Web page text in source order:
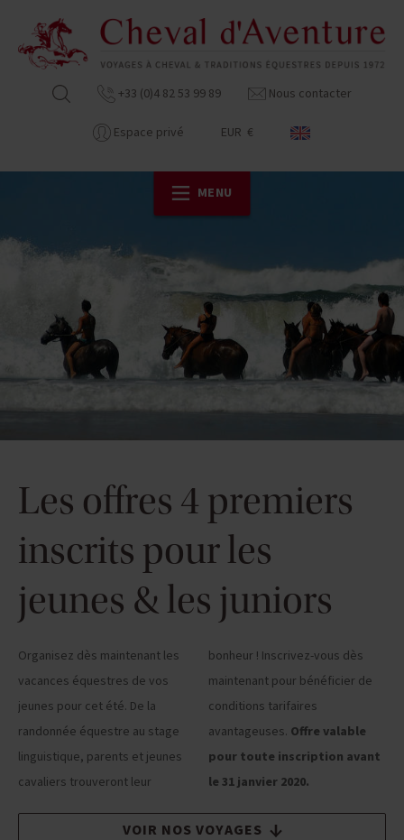
+33 (0)4 82 53 99 89 Nous contacter
Espace privé EUR €
MENU
Les offres 4 premiers
inscrits pour les
jeunes & les juniors
Organisez dès maintenant les
vacances équestres de vos
jeunes pour cet été. De la
randonnée équestre au stage
linguistique, parents et jeunes
cavaliers trouveront leur
bonheur ! Inscrivez-vous dès
maintenant pour bénéficier de
conditions tarifaires
avantageuses. Offre valable
pour toute inscription avant
le 31 janvier 2020.
VOIR NOS VOYAGES